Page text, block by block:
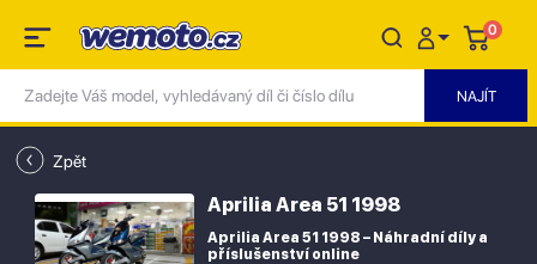
0
Zpět
Aprilia Area 51 1998
Aprilia Area 51 1998 – Náhradní díly a
příslušenství online